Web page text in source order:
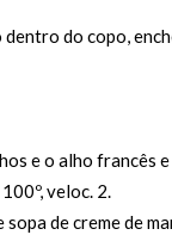
do copo,
e o alho francês
veloc. 2.
de creme de